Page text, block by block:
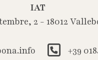
IAT
2 - 18012
+39